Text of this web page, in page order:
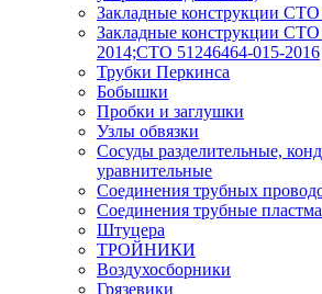
Закладные конструкции СТО
Закладные конструкции СТО
2014;СТО 51246464-015-2016
Трубки Перкинса
Бобышки
Пробки и заглушки
Узлы обвязки
Сосуды разделительные,
уравнительные
Соединения трубных
Соединения трубные
Штуцера
ТРОЙНИКИ
Воздухосборники
Грязевики